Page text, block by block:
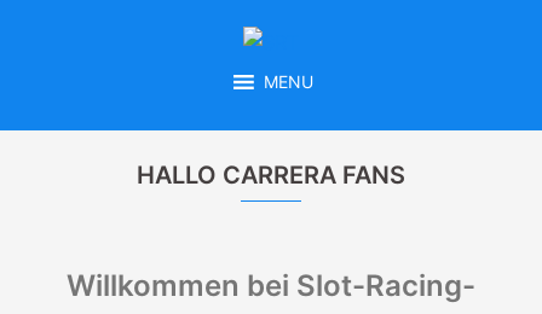
MENU
HALLO CARRERA FANS
Willkommen bei Slot-Racing-